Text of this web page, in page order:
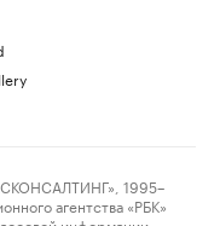
1995–
агентства «РБК»